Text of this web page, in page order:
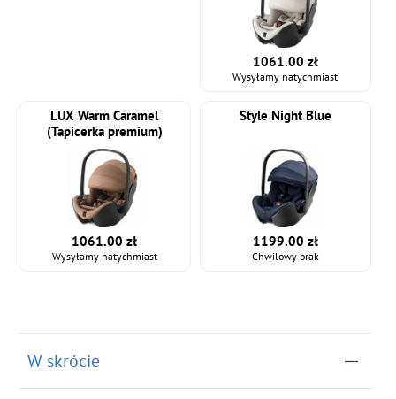
1061.00 zł
Wysyłamy natychmiast
LUX Warm Caramel
(Tapicerka premium)
1061.00 zł
Wysyłamy natychmiast
Style Night Blue
1199.00 zł
Chwilowy brak
W skrócie